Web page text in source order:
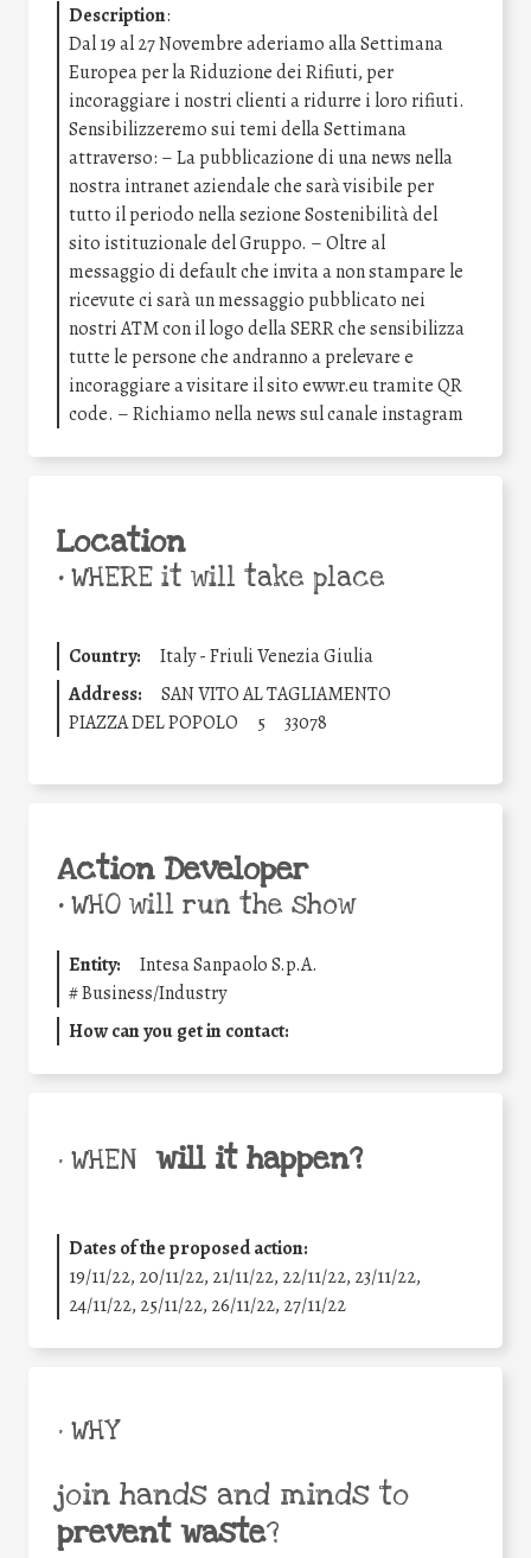
Description:
Dal 19 al 27 Novembre aderiamo alla Settimana
Europea per la Riduzione dei Rifiuti, per
incoraggiare i nostri clienti a ridurre i loro rifiuti.
Sensibilizzeremo sui temi della Settimana
attraverso: – La pubblicazione di una news nella
nostra intranet aziendale che sarà visibile per
tutto il periodo nella sezione Sostenibilità del
sito istituzionale del Gruppo. – Oltre al
messaggio di default che invita a non stampare le
ricevute ci sarà un messaggio pubblicato nei
nostri ATM con il logo della SERR che sensibilizza
tutte le persone che andranno a prelevare e
incoraggiare a visitare il sito ewwr.eu tramite QR
code. – Richiamo nella news sul canale instagram
Location
•WHERE it will take place
Country:
Italy - Friuli Venezia Giulia
Address:
SAN VITO AL TAGLIAMENTO
PIAZZA DEL POPOLO
5 33078
Action Developer
•WHO will run the show
Entity:
Intesa Sanpaolo S.p.A.
#Business/Industry
How can you get in contact:
• WHEN will it happen?
Dates of the proposed action:
19/11/22, 20/11/22, 21/11/22, 22/11/22, 23/11/22,
24/11/22, 25/11/22, 26/11/22, 27/11/22
• WHY
join hands and minds to
prevent waste?